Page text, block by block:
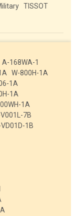
TISSOT
A-168WA-1
W-800H-1A
1A
1A
1A
7B
1B